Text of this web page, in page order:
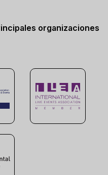
organizaciones